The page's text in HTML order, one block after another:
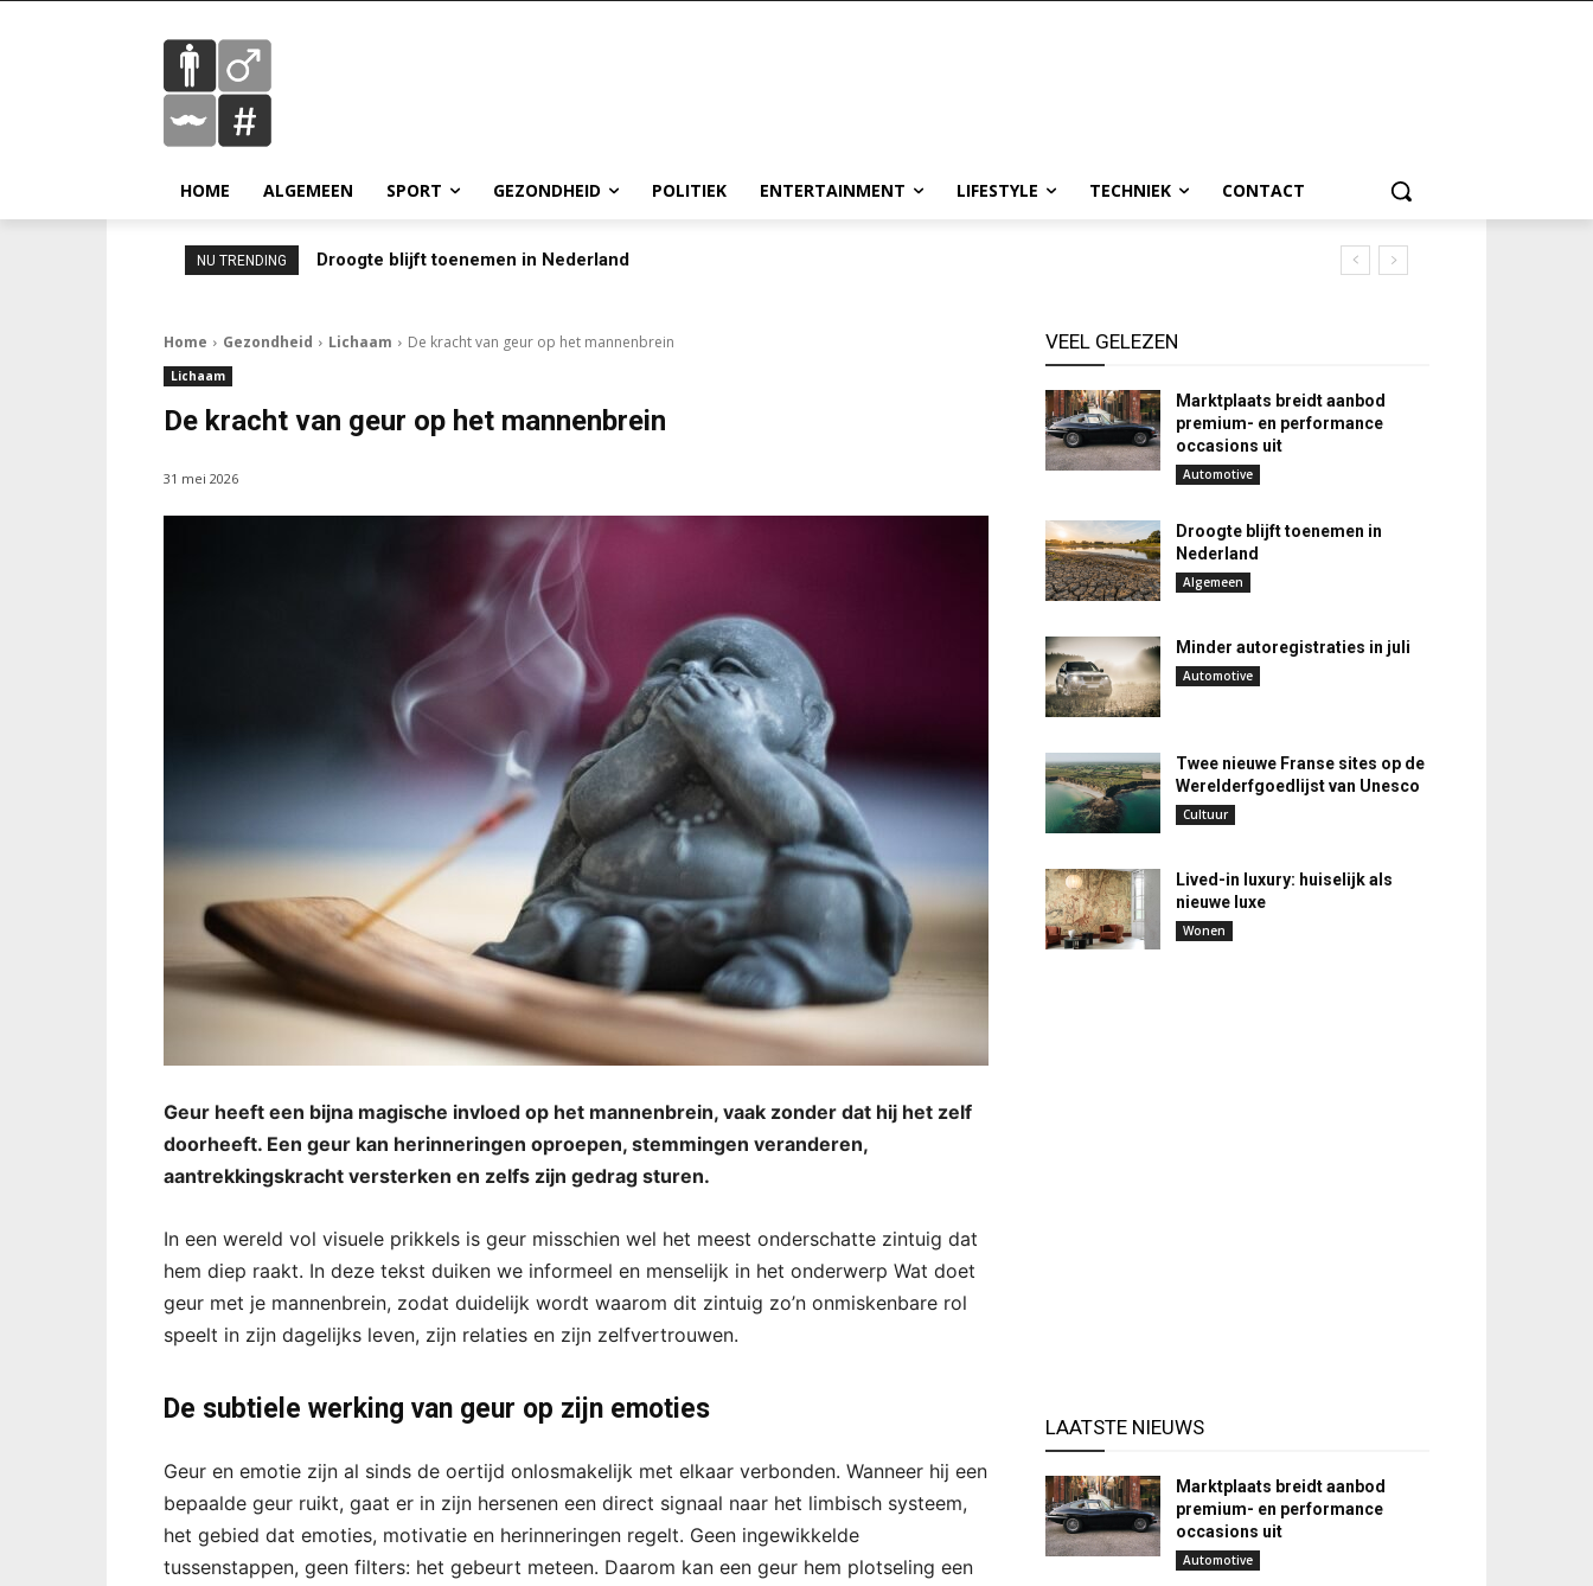
HOME ALGEMEEN SPORT GEZONDHEID POLITIEK ENTERTAINMENT LIFESTYLE TECHNIEK CONTACT
NU TRENDING Droogte blijft toenemen in Nederland
Home Gezondheid Lichaam De kracht van geur op het mannenbrein
Lichaam
De kracht van geur op het mannenbrein
31 mei 2026
Geur heeft een bijna magische invloed op het mannenbrein, vaak zonder dat hij het zelf
doorheeft. Een geur kan herinneringen oproepen, stemmingen veranderen,
aantrekkingskracht versterken en zelfs zijn gedrag sturen.
In een wereld vol visuele prikkels is geur misschien wel het meest onderschatte zintuig dat
hem diep raakt. In deze tekst duiken we informeel en menselijk in het onderwerp Wat doet
geur met je mannenbrein, zodat duidelijk wordt waarom dit zintuig zo’n onmiskenbare rol
speelt in zijn dagelijks leven, zijn relaties en zijn zelfvertrouwen.
De subtiele werking van geur op zijn emoties
Geur en emotie zijn al sinds de oertijd onlosmakelijk met elkaar verbonden. Wanneer hij een
bepaalde geur ruikt, gaat er in zijn hersenen een direct signaal naar het limbisch systeem,
het gebied dat emoties, motivatie en herinneringen regelt. Geen ingewikkelde
tussenstappen, geen filters: het gebeurt meteen. Daarom kan een geur hem plotseling een
VEEL GELEZEN
Marktplaats breidt aanbod
premium- en performance
occasions uit
Automotive
Droogte blijft toenemen in
Nederland
Algemeen
Minder autoregistraties in juli
Automotive
Twee nieuwe Franse sites op de
Werelderfgoedlijst van Unesco
Cultuur
Lived-in luxury: huiselijk als
nieuwe luxe
Wonen
LAATSTE NIEUWS
Marktplaats breidt aanbod
premium- en performance
occasions uit
Automotive